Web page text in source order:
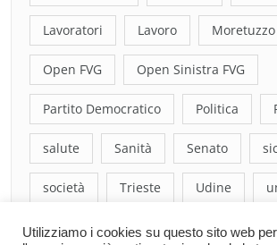
Lavoratori Lavoro
Open FVG Open Sinistra FVG
Partito Democratico Politica
salute Sanità Senato
società Trieste Udine
Utilizziamo i cookies su questo sito web